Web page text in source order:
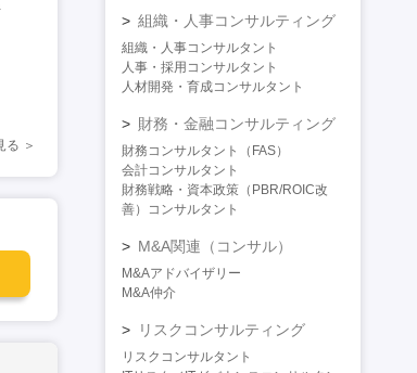
る
組織・人事コンサルティング
組織・人事コンサルタント
人事・採用コンサルタント
人材開発・育成コンサルタント
財務・金融コンサルティング
財務コンサルタント（FAS）
会計コンサルタント
財務戦略・資本政策（PBR/ROIC改
善）コンサルタント
M&A関連（コンサル）
M&Aアドバイザリー
M&A仲介
リスクコンサルティング
リスクコンサルタント